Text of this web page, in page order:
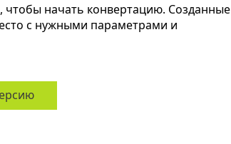
, чтобы начать конвертацию. Созданные
с нужными параметрами и